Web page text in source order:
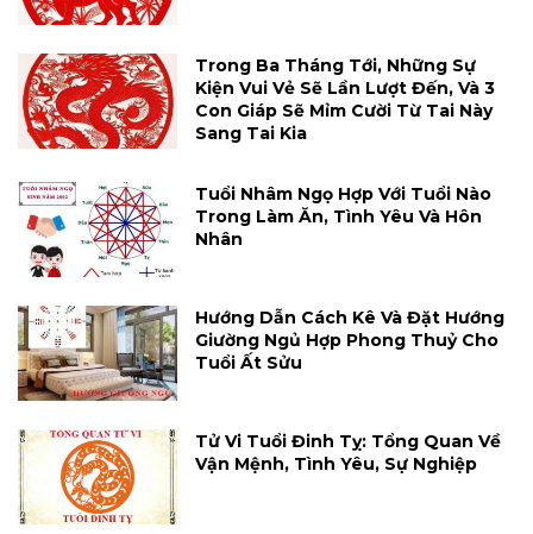
Trong Ba Tháng Tới, Những Sự
Kiện Vui Vẻ Sẽ Lần Lượt Đến, Và 3
Con Giáp Sẽ Mỉm Cười Từ Tai Này
Sang Tai Kia
Tuổi Nhâm Ngọ Hợp Với Tuổi Nào
Trong Làm Ăn, Tình Yêu Và Hôn
Nhân
Hướng Dẫn Cách Kê Và Đặt Hướng
Giường Ngủ Hợp Phong Thuỷ Cho
Tuổi Ất Sửu
Tử Vi Tuổi Đinh Tỵ: Tổng Quan Về
Vận Mệnh, Tình Yêu, Sự Nghiệp